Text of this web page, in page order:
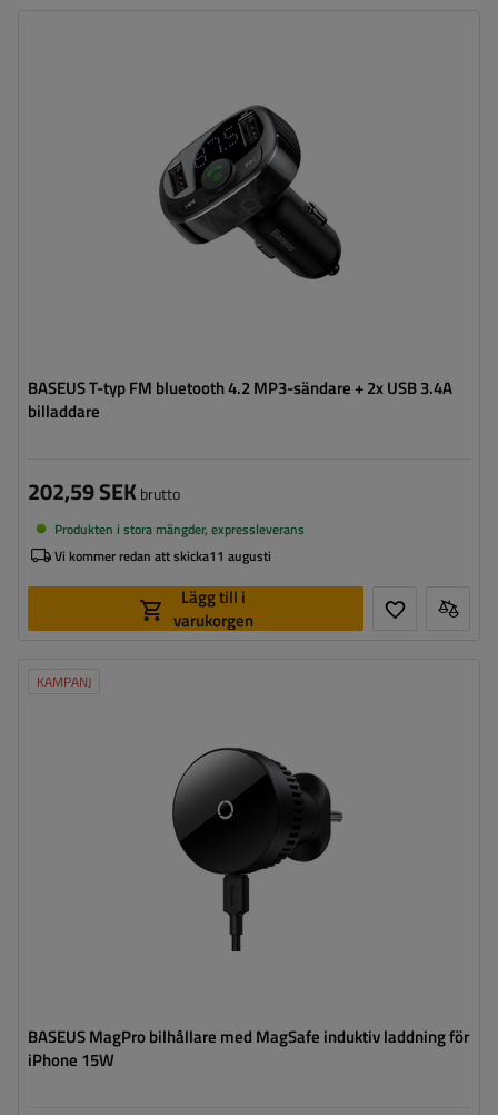
BASEUS T-typ FM bluetooth 4.2 MP3-sändare + 2x USB 3.4A
billaddare
202,59 SEKbrutto
Produkten i stora mängder, expressleverans
Vi kommer redan att skicka11 augusti
Lägg till i
varukorgen
KAMPANJ
BASEUS MagPro bilhållare med MagSafe induktiv laddning för
iPhone 15W